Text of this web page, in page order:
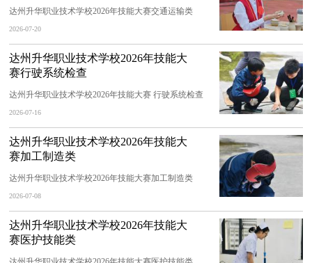
达州升华职业技术学校2026年技能大赛交通运输类
2026-07-20
达州升华职业技术学校2026年技能大
赛行驶系统检查
达州升华职业技术学校2026年技能大赛 行驶系统检查
2026-07-16
达州升华职业技术学校2026年技能大
赛加工制造类
达州升华职业技术学校2026年技能大赛加工制造类
2026-07-08
达州升华职业技术学校2026年技能大
赛医护技能类